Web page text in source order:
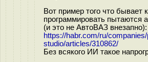
Вот пример того что бывает
программировать пытаются
(и это не АвтоВАЗ внезапно):
https://habr.com/ru/
studio/articles/310862/
Без всякого ИИ такое